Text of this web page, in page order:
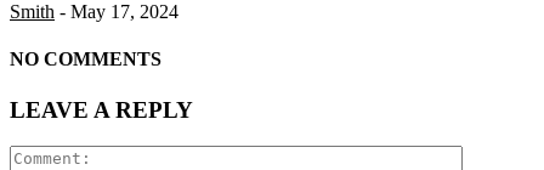
Smith - May 17, 2024
NO COMMENTS
LEAVE A REPLY